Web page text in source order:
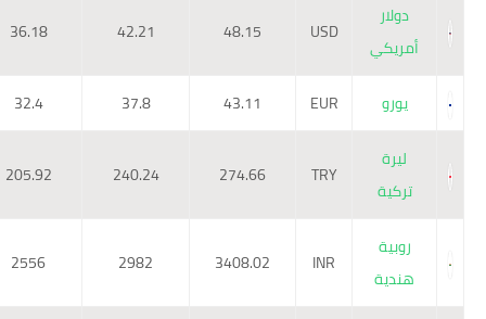
دولار
أمريكي
USD
48.15
42.21
36.18
يورو EUR
43.11
37.8
32.4
تركية
274.66
240.24
205.92
روبية
هندية
3408.02
2982
2556